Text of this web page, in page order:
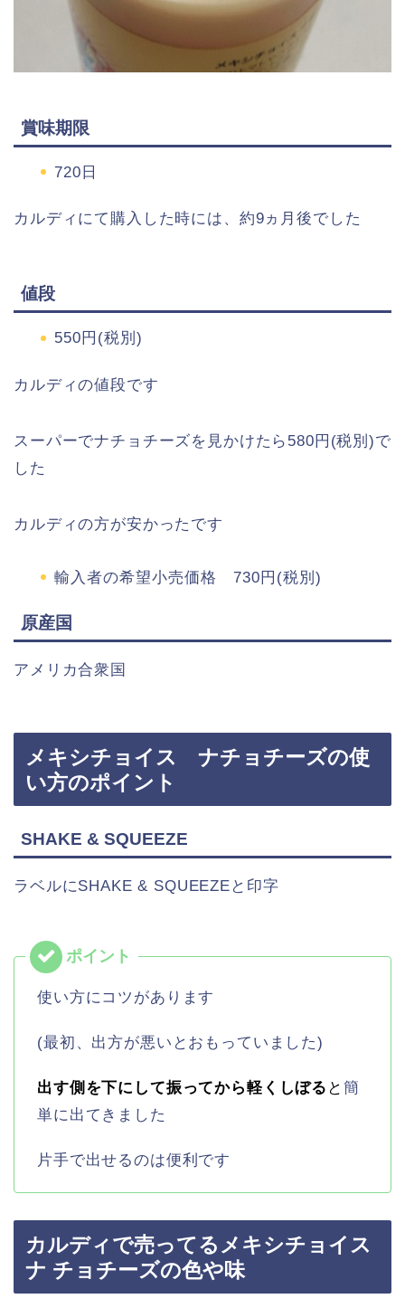
賞味期限
720日
カルディにて購入した時には、約9ヵ月後でした
値段
550円(税別)
カルディの値段です
スーパーでナチョチーズを見かけたら580円(税別)で
した
カルディの方が安かったです
輸入者の希望小売価格 730円(税別)
原産国
アメリカ合衆国
メキシチョイス ナチョチーズの使
い方のポイント
SHAKE & SQUEEZE
ラベルにSHAKE & SQUEEZEと印字
使い方にコツがあります
(最初、出方が悪いとおもっていました)
出す側を下にして振ってから軽くしぼる と 簡
単に出てきました
片手で出せるのは便利です
カルディで売ってるメキシチョイス
ナ チョチーズの色や味